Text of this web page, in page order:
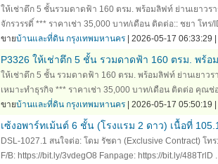
ให้เช่าตึก 5 ชั้นรวมดาดฟ้า 160 ตรม. พร้อมลิฟท์ ย่านเยาวร
จักรวรรดิ์ *** ราคาเช่า 35,000 บาท/เดือน ติดต่อ:: ชยา โทร/
ขายบ้านและที่ดิน กรุงเทพมหานคร| 2026-05-17 06:33:29 |
P3326 ให้เช่าตึก 5 ชั้น รวมดาดฟ้า 160 ตรม. พร้อ
ให้เช่าตึก 5 ชั้น รวมดาดฟ้า 160 ตรม. พร้อมลิฟท์ ย่านเยาว
เหมาะทำธุรกิจ *** ราคาเช่า 35,000 บาท/เดือน ติดต่อ คุณช่
ขายบ้านและที่ดิน กรุงเทพมหานคร| 2026-05-17 05:50:19 |
เซ้งอพาร์ทเม้นต์ 6 ชั้น (โรงแรม 2 ดาว) เนื้อที่
DSL-1027.1 สนใจต่อ: โดม รัชดา (Exclusive Contract) โท
F/B: https://bit.ly/3vdegO8 Fanpage: https://bit.ly/488TrlD